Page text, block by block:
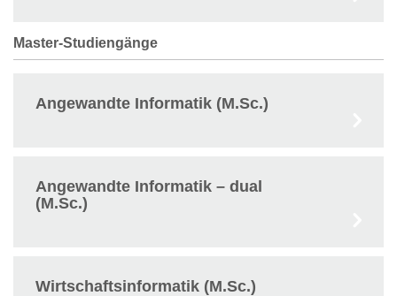
Master-Studiengänge
Angewandte Informatik (M.Sc.)
Angewandte Informatik – dual
(M.Sc.)
Wirtschaftsinformatik (M.Sc.)